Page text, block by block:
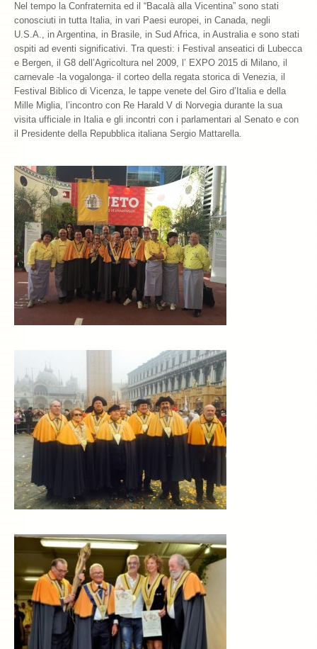
Nel tempo la Confraternita ed il “Bacalà alla Vicentina” sono stati
conosciuti in tutta Italia, in vari Paesi europei, in Canada, negli
U.S.A., in Argentina, in Brasile, in Sud Africa, in Australia e sono stati
ospiti ad eventi significativi. Tra questi: i Festival anseatici di Lubecca
e Bergen, il G8 dell’Agricoltura nel 2009, l’ EXPO 2015 di Milano, il
carnevale -la vogalonga- il corteo della regata storica di Venezia, il
Festival Biblico di Vicenza, le tappe venete del Giro d’Italia e della
Mille Miglia, l’incontro con Re Harald V di Norvegia durante la sua
visita ufficiale in Italia e gli incontri con i parlamentari al Senato e con
il Presidente della Repubblica italiana Sergio Mattarella.